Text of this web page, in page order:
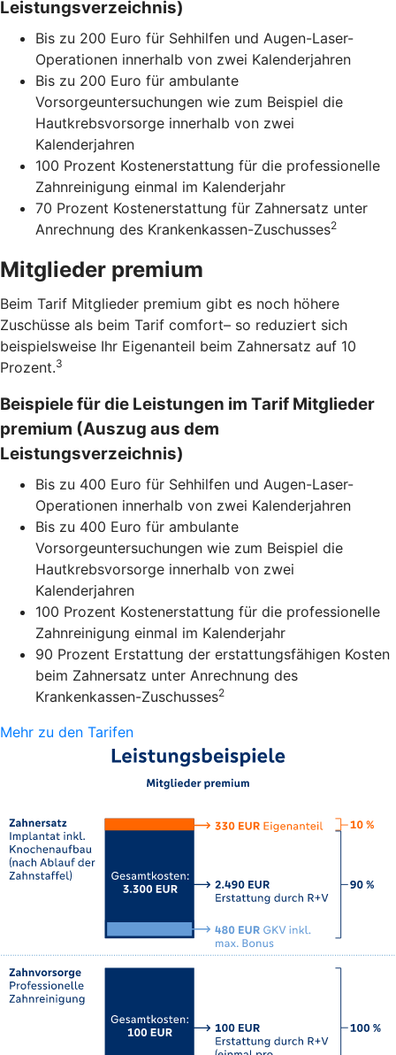
Leistungsverzeichnis)
Bis zu 200 Euro für Sehhilfen und Augen-Laser-
Operationen innerhalb von zwei Kalenderjahren
Bis zu 200 Euro für ambulante
Vorsorgeuntersuchungen wie zum Beispiel die
Hautkrebsvorsorge innerhalb von zwei
Kalenderjahren
100 Prozent Kostenerstattung für die professionelle
Zahnreinigung einmal im Kalenderjahr
70 Prozent Kostenerstattung für Zahnersatz unter
Anrechnung des Krankenkassen-Zuschusses2
Mitglieder premium
Beim Tarif Mitglieder premium gibt es noch höhere
Zuschüsse als beim Tarif comfort– so reduziert sich
beispielsweise Ihr Eigenanteil beim Zahnersatz auf 10
Prozent.3
Beispiele für die Leistungen im Tarif Mitglieder
premium (Auszug aus dem
Leistungsverzeichnis)
Bis zu 400 Euro für Sehhilfen und Augen-Laser-
Operationen innerhalb von zwei Kalenderjahren
Bis zu 400 Euro für ambulante
Vorsorgeuntersuchungen wie zum Beispiel die
Hautkrebsvorsorge innerhalb von zwei
Kalenderjahren
100 Prozent Kostenerstattung für die professionelle
Zahnreinigung einmal im Kalenderjahr
90 Prozent Erstattung der erstattungsfähigen Kosten
beim Zahnersatz unter Anrechnung des
Krankenkassen-Zuschusses2
Mehr zu den Tarifen